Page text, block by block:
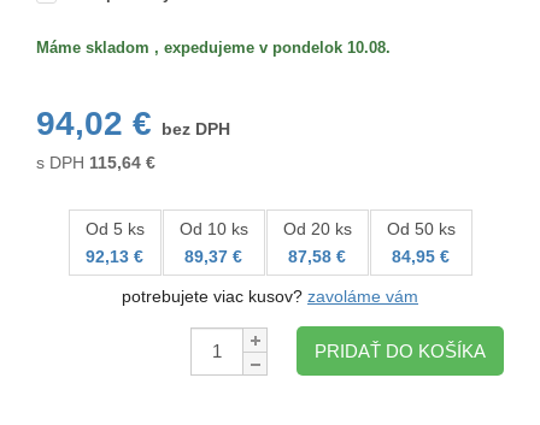
Máme skladom , expedujeme v pondelok 10.08.
94,02 €
bez DPH
s DPH 115,64 €
Od 5 ks
92,13 €
Od 10 ks
89,37 €
Od 20 ks
87,58 €
Od 50 ks
84,95 €
potrebujete viac kusov? zavoláme vám
Množstvo:
PRIDAŤ DO KOŠÍKA